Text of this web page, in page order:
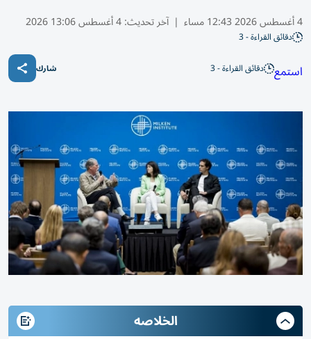
4 أغسطس 2026 12:43 مساء | آخر تحديث:4 أغسطس 13:06 2026
دقائق القراءة - 3
استمع دقائق القراءة - 3 شارك
الخلاصه